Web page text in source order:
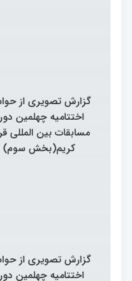
گزارش تصویری از
اختتامیه چهلمین
مسابقات بین المللی
کریم(بخش سوم)
گزارش تصویری از
اختتامیه چهلمین